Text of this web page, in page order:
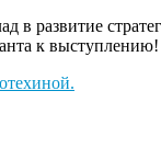
в развитие
к выступлению!